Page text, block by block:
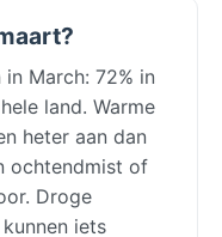
March: 72% in
land. Warme
heter aan dan
ochtendmist of
Droge
iets